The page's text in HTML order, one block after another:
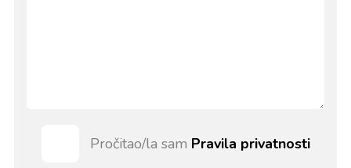
Pročitao/la sam Pravila privatnosti